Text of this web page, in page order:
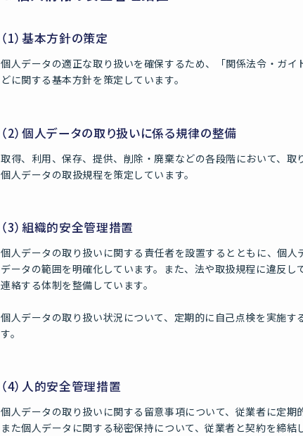
（1）基本方針の策定
個人データの適正な取り扱いを確保するため、「関係法令・ガ
どに関する基本方針を策定しています。
（2）個人データの取り扱いに係る規律の整備
取得、利用、保存、提供、削除・廃棄などの各段階において、
個人データの取扱規程を策定しています。
（3）組織的安全管理措置
個人データの取り扱いに関する責任者を設置するとともに、個
データの範囲を明確化しています。また、法や取扱規程に違反し
連絡する体制を整備しています。
個人データの取り扱い状況について、定期的に自己点検を実施
す。
（4）人的安全管理措置
個人データの取り扱いに関する留意事項について、従業者に定期
また個人データに関する秘密保持について、従業者と契約を締結